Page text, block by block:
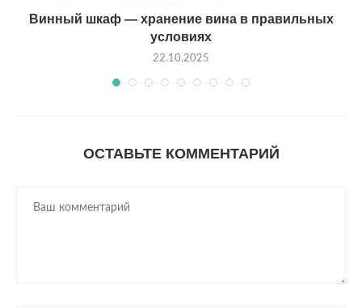
Винный шкаф — хранение вина в правильных
условиях
22.10.2025
ОСТАВЬТЕ КОММЕНТАРИЙ